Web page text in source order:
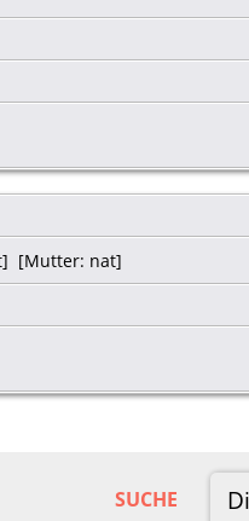
[Mutter: nat]
SUCHE